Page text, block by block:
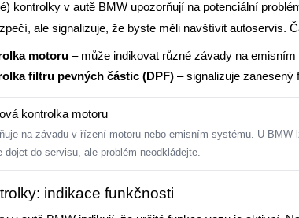
kontrolky v autě BMW upozorňují na potenciální
ale signalizuje, že byste měli navštívit autoservis.
motoru – může indikovat různé závady na
filtru pevných částic (DPF) – signalizuje zanesený
kontrolka motoru
na závadu v řízení motoru nebo emisním systému. U BMW
dojet do servisu, ale problém neodkládejte.
indikace funkčnosti